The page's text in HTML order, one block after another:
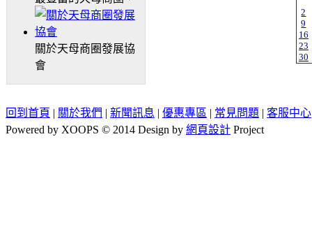
關於天母商圈發展協
會
2
9
16
23
30
回到首頁 | 關於我們 | 新聞訊息 | 優惠專區 | 常見問題 | 客服中心
Powered by XOOPS © 2014 Design by 網頁設計 Project